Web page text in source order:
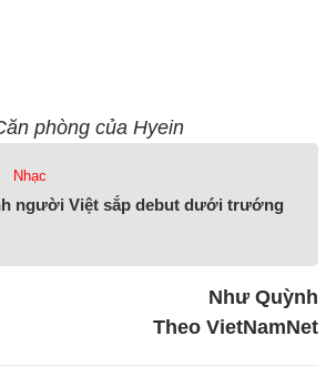
phòng của Hyein
Nhạc
người Việt sắp debut dưới trướng
Như Quỳnh
Theo VietNamNet